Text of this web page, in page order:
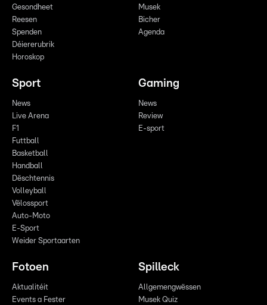
Gesondheet
Reesen
Spenden
Déiererubrik
Horoskop
Musek
Bicher
Agenda
Sport
News
Live Arena
F1
Futtball
Basketball
Handball
Dëschtennis
Volleyball
Vëlossport
Auto-Moto
E-Sport
Weider Sportaarten
Gaming
News
Review
E-sport
Fotoen
Aktualitéit
Events a Fester
Spilleck
Allgemengwëssen
Musek Quiz